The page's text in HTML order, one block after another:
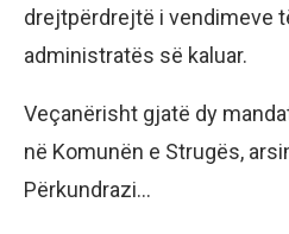
drejtpërdrejtë i vendimeve
administratës së kaluar.
Veçanërisht gjatë dy
në Komunën e Strugës,
Përkundrazi…